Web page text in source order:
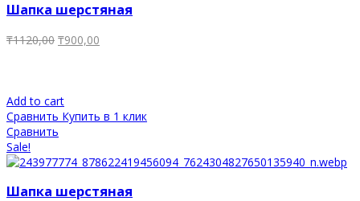
Шапка шерстяная
₸1120,00 ₸900,00
Add to cart
Сравнить Купить в 1 клик
Сравнить
Sale!
Шапка шерстяная